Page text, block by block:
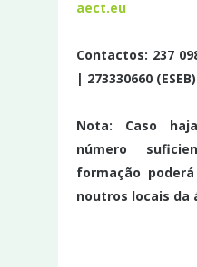
aect.eu
Contactos: 237
| 273330660 (ESEB)
Nota: Caso
número
formação
noutros locais da